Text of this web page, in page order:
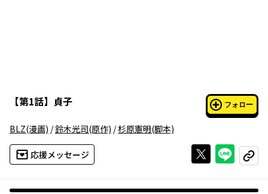
【第1話】 貞子 フォロー
BLZ(漫画) /鈴木光司(原作) /杉原憲明(脚本)
応援メッセージ Xで投稿する
ライン
コピー